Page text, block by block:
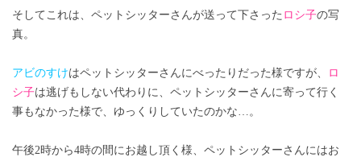
そしてこれは、ペットシッターさんが送って下さった ロシ子の写
真。
アビのすけはペットシッターさんにべったりだった様ですが、
ロ
シ子は逃げもしない代わりに、ペットシッターさんに寄って行く
事もなかった様で、ゆっくりしていたのかな…。
午後2時から4時の間にお越し頂く様、ペットシッターさんにはお